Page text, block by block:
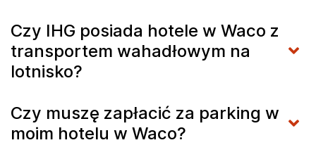
Czy IHG posiada hotele w Waco z
transportem wahadłowym na
lotnisko?
Czy muszę zapłacić za parking w
moim hotelu w Waco?